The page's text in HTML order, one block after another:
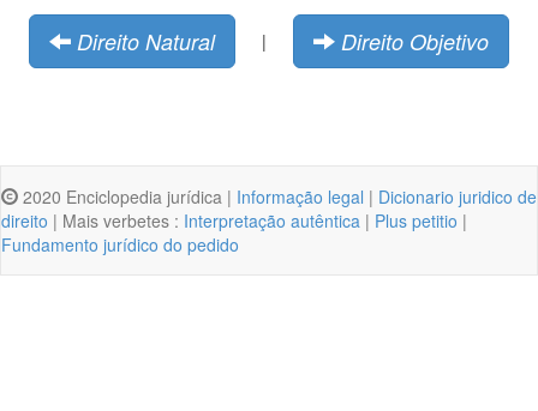
Direito Natural | Direito Objetivo
2020 Enciclopedia jurídica | Informação legal | Dicionario juridico de
direito | Mais verbetes : Interpretação autêntica | Plus petitio |
Fundamento jurídico do pedido